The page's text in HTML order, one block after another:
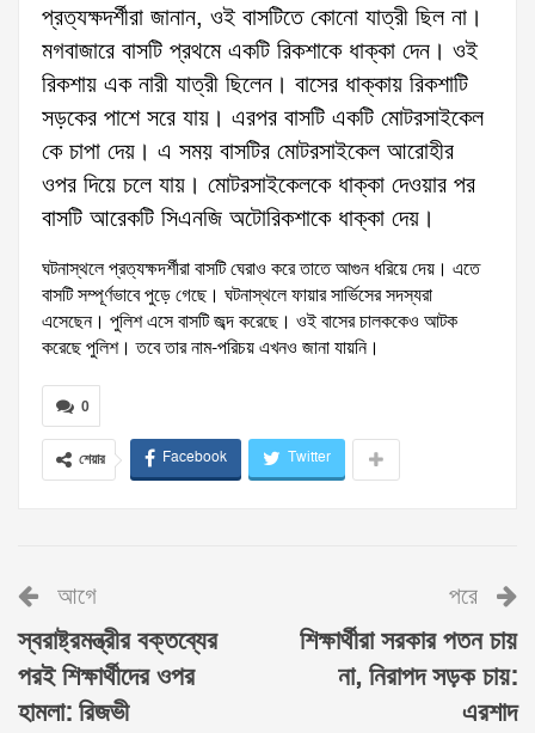
প্রত্যক্ষদর্শীরা জানান, ওই বাসটিতে কোনো যাত্রী ছিল না।
মগবাজারে বাসটি প্রথমে একটি রিকশাকে ধাক্কা দেন। ওই
রিকশায় এক নারী যাত্রী ছিলেন। বাসের ধাক্কায় রিকশাটি
সড়কের পাশে সরে যায়। এরপর বাসটি একটি মোটরসাইকেল
কে চাপা দেয়। এ সময় বাসটির মোটরসাইকেল আরোহীর
ওপর দিয়ে চলে যায়। মোটরসাইকেলকে ধাক্কা দেওয়ার পর
বাসটি আরেকটি সিএনজি অটোরিকশাকে ধাক্কা দেয়।
ঘটনাস্থলে প্রত্যক্ষদর্শীরা বাসটি ঘেরাও করে তাতে আগুন ধরিয়ে দেয়। এতে
বাসটি সম্পূর্ণভাবে পুড়ে গেছে। ঘটনাস্থলে ফায়ার সার্ভিসের সদস্যরা
এসেছেন। পুলিশ এসে বাসটি জব্দ করেছে। ওই বাসের চালককেও আটক
করেছে পুলিশ। তবে তার নাম-পরিচয় এখনও জানা যায়নি।
0
শেয়ার Facebook Twitter
আগে
স্বরাষ্ট্রমন্ত্রীর বক্তব্যের
পরই শিক্ষার্থীদের ওপর
হামলা: রিজভী
পরে
শিক্ষার্থীরা সরকার পতন চায়
না, নিরাপদ সড়ক চায়:
এরশাদ